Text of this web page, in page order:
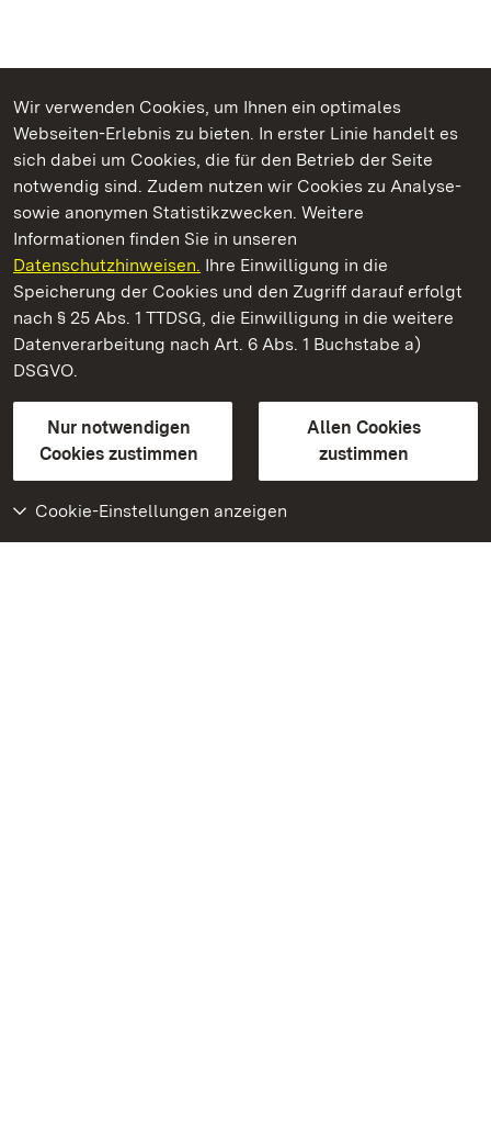
Wir verwenden Cookies, um Ihnen ein optimales
Webseiten-Erlebnis zu bieten. In erster Linie handelt es
sich dabei um Cookies, die für den Betrieb der Seite
notwendig sind. Zudem nutzen wir Cookies zu Analyse-
sowie anonymen Statistikzwecken. Weitere
Informationen finden Sie in unseren
Datenschutzhinweisen. Ihre Einwilligung in die
Speicherung der Cookies und den Zugriff darauf erfolgt
nach § 25 Abs. 1 TTDSG, die Einwilligung in die weitere
Datenverarbeitung nach Art. 6 Abs. 1 Buchstabe a)
DSGVO.
Nur notwendigen
Cookies zustimmen
Allen Cookies
zustimmen
Cookie-Einstellungen anzeigen
Kommen. Staunen. Genießen.
Staatliche Schlösser und Gärten Baden‑Württemberg
Staatliche Schlösser und Gärten Baden-Württemberg
Kontakt
GebärdenspracheLeichte Sprache
Erklärung zur Barrierefreiheit
BITV-konform (geprüfte Seiten)
Weiteres